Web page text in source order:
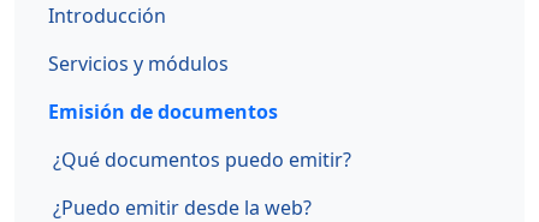
Introducción
Servicios y módulos
Emisión de documentos
¿Qué documentos puedo emitir?
¿Puedo emitir desde la web?